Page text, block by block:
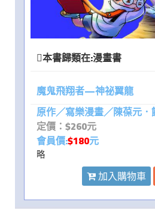
本書歸類在:漫畫書
魔鬼飛翔者—神祕翼龍
原作／寫樂漫畫／陳葆元
定價：$260元
會員價:$180元
略
加入購物車